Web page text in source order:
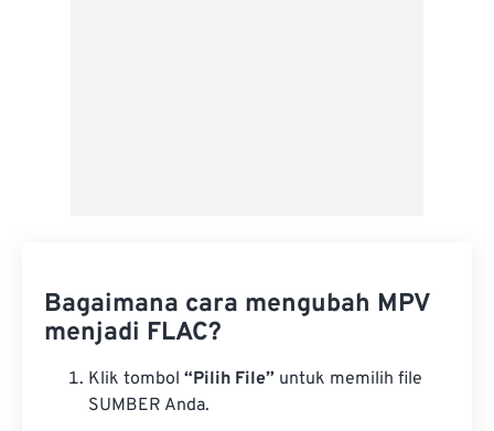
Bagaimana cara mengubah MPV
menjadi FLAC?
Klik tombol “Pilih File” untuk memilih file
SUMBER Anda.